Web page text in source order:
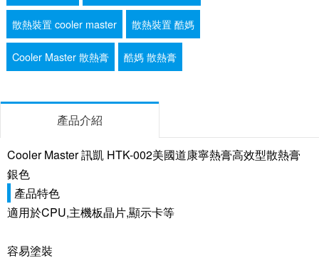
散熱裝置 cooler master 散熱裝置 酷媽
Cooler Master 散熱膏 酷媽 散熱膏
產品介紹
Cooler Master 訊凱 HTK-002美國道康寧熱膏高效型散熱膏
銀色
產品特色
適用於CPU,主機板晶片,顯示卡等
容易塗裝